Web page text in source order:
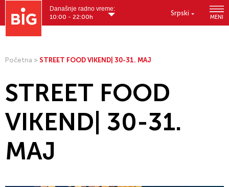
Srpski
MENI
Današnje radno vreme:
10:00 - 22:00h
Početna > STREET FOOD VIKEND| 30-31. MAJ
STREET FOOD
VIKEND| 30-31.
MAJ